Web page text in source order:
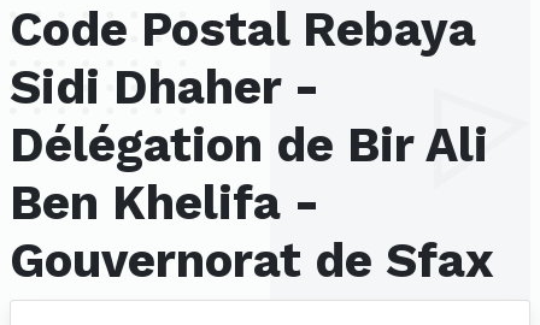
Code Postal Rebaya
Sidi Dhaher -
Délégation de Bir Ali
Ben Khelifa -
Gouvernorat de Sfax